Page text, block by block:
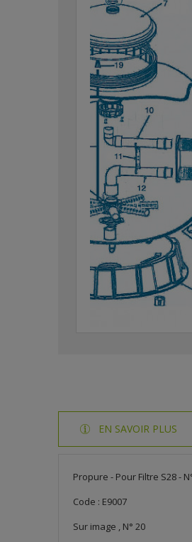
EN SAVOIR PLUS
Propure - Pour Filtre S28 -
Code : E9007
Sur image , N° 20